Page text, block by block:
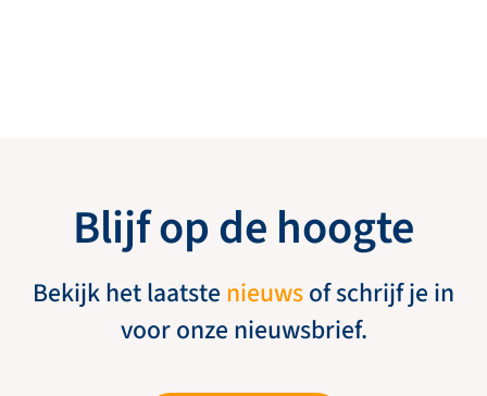
Blijf op de hoogte
Bekijk het laatste nieuwsof schrijf je in
voor onze nieuwsbrief.